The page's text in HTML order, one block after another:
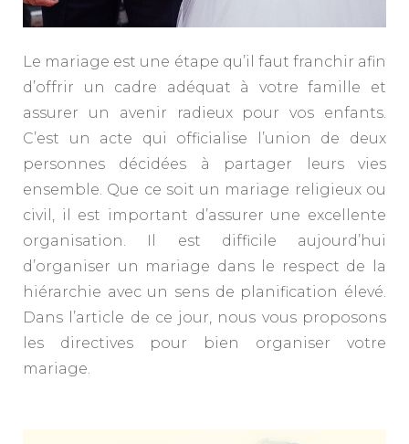
Le mariage est une étape qu’il faut franchir afin
d’offrir un cadre adéquat à votre famille et
assurer un avenir radieux pour vos enfants.
C’est un acte qui officialise l’union de deux
personnes décidées à partager leurs vies
ensemble. Que ce soit un mariage religieux ou
civil, il est important d’assurer une excellente
organisation. Il est difficile aujourd’hui
d’organiser un mariage dans le respect de la
hiérarchie avec un sens de planification élevé.
Dans l’article de ce jour, nous vous proposons
les directives pour bien organiser votre
mariage.